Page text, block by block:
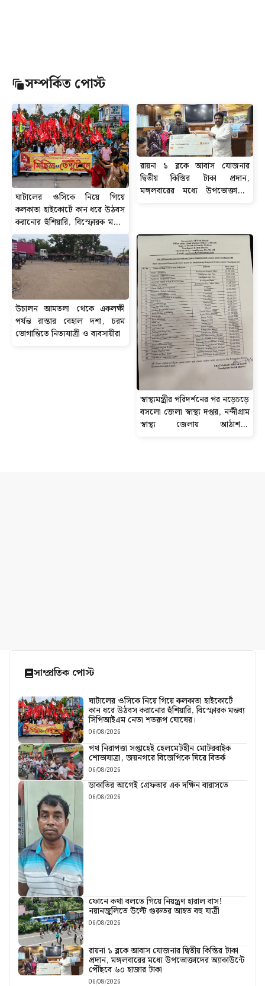
সম্পর্কিত পোস্ট
ঘাটালের ওসিকে নিয়ে গিয়ে
কলকাতা হাইকোর্টে কান ধরে উঠবস
করানোর হুঁশিয়ারি, বিস্ফোরক মন্তব্য
সিপিআইএম নেতা শতরূপ ঘোষের।
রায়না ১ ব্লকে আবাস যোজনার
দ্বিতীয় কিস্তির টাকা প্রদান,
মঙ্গলবারের মধ্যে উপভোক্তাদের
উচালন আমতলা থেকে একলক্ষী
পর্যন্ত রাস্তার বেহাল দশা, চরম
ভোগান্তিতে নিত্যযাত্রী ও ব্যবসায়ীরা
স্বাস্থ্যমন্ত্রীর পরিদর্শনের পর নড়েচড়ে
বসলো জেলা স্বাস্থ্য দপ্তর, নন্দীগ্রাম
স্বাস্থ্য জেলায় আঠাশ-টি
সাম্প্রতিক পোস্ট
ঘাটালের ওসিকে নিয়ে গিয়ে কলকাতা হাইকোর্টে
কান ধরে উঠবস করানোর হুঁশিয়ারি, বিস্ফোরক মন্তব্য
সিপিআইএম নেতা শতরূপ ঘোষের।
06/08/2026
পথ নিরাপত্তা সপ্তাহেই হেলমেটহীন মোটরবাইক
শোভাযাত্রা, জয়নগরে বিজেপিকে ঘিরে বিতর্ক
06/08/2026
ডাকাতির আগেই গ্রেফতার এক দক্ষিন বারাসতে
06/08/2026
ফোনে কথা বলতে গিয়ে নিয়ন্ত্রণ হারাল বাস!
নয়ানজুলিতে উল্টে গুরুতর আহত বহু যাত্রী
06/08/2026
রায়না ১ ব্লকে আবাস যোজনার দ্বিতীয় কিস্তির টাকা
প্রদান, মঙ্গলবারের মধ্যে উপভোক্তাদের অ্যাকাউন্টে
পৌঁছবে ৬০ হাজার টাকা
06/08/2026